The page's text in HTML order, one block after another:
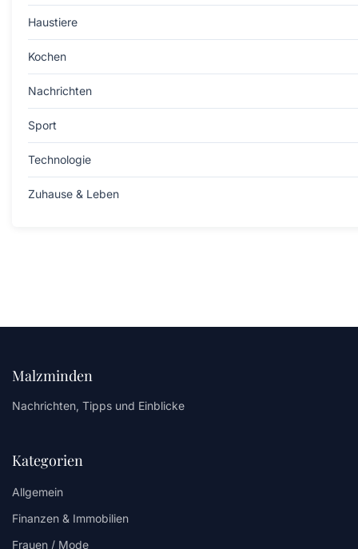
Haustiere
Kochen
Nachrichten
Sport
Technologie
Zuhause & Leben
Malzminden
Nachrichten, Tipps und Einblicke
Kategorien
Allgemein
Finanzen & Immobilien
Frauen / Mode